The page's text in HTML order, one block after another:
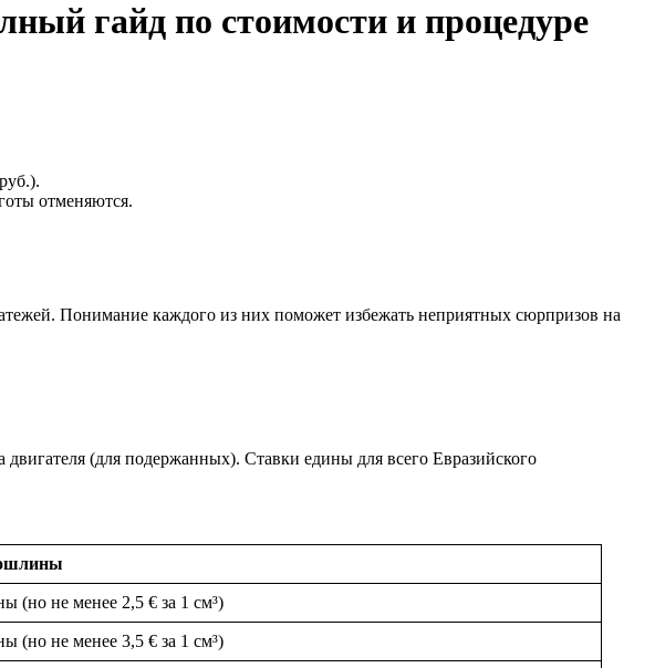
гайд по стоимости и процедуре
отменяются.
Понимание каждого из них поможет избежать неприятных сюрпризов на
(для подержанных). Ставки едины для всего Евразийского
(но не менее 2,5 € за 1 см³)
(но не менее 3,5 € за 1 см³)